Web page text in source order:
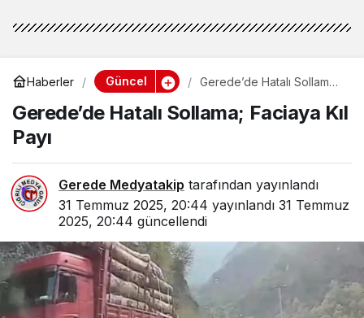
Haberler Güncel
Gerede’de Hatalı Sollama;
Gerede’de Hatalı Sollama; Faciaya Kıl
Payı
Gerede Medyatakip tarafından yayınlandı
31 Temmuz 2025, 20:44 yayınlandı 31 Temmuz
2025, 20:44 güncellendi